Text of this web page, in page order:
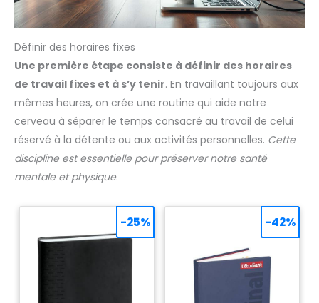
Définir des horaires fixes
Une première étape consiste à définir des horaires
de travail fixes et à s’y tenir. En travaillant toujours aux
mêmes heures, on crée une routine qui aide notre
cerveau à séparer le temps consacré au travail de celui
réservé à la détente ou aux activités personnelles. Cette
discipline est essentielle pour préserver notre santé
mentale et physique.
-25% -42%